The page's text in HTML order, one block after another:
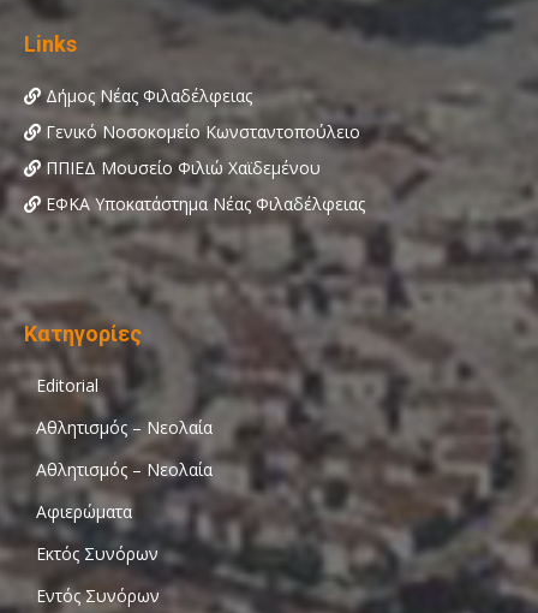
Links
Δήμος Νέας Φιλαδέλφειας
Γενικό Νοσοκομείο Κωνσταντοπούλειο
ΠΠΙΕΔ Μουσείο Φιλιώ Χαϊδεμένου
ΕΦΚΑ Υποκατάστημα Νέας Φιλαδέλφειας
Κατηγορίες
Editorial
Αθλητισμός – Νεολαία
Αθλητισμός – Νεολαία
Αφιερώματα
Εκτός Συνόρων
Εντός Συνόρων